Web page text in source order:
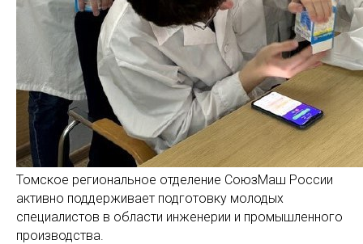
Томское региональное отделение СоюзМаш России
активно поддерживает подготовку молодых
специалистов в области инженерии и промышленного
производства.